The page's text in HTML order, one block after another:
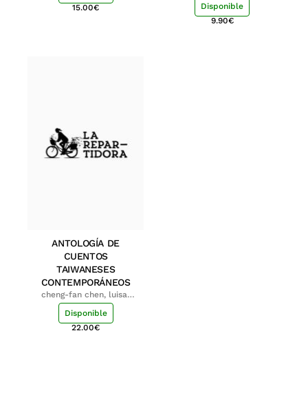
15.00€
Disponible
9.90€
ANTOLOGÍA DE
CUENTOS
TAIWANESES
CONTEMPORÁNEOS
cheng-fan chen, luisa;
shu-ying chang, luisa
Disponible
22.00€